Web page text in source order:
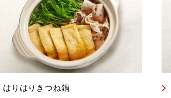
はりはりきつね鍋